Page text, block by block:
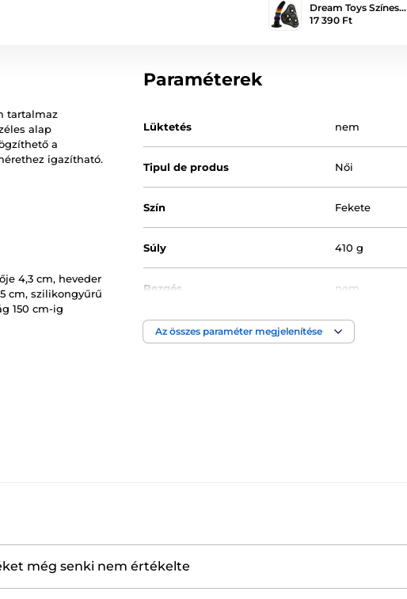
Dream Toys Színes…
17 390 Ft
tartalmaz
alap
a
igazítható.
4,3 cm, heveder
cm, szilikongyűrű
150 cm-ig
Paraméterek
Lüktetés nem
Tipul de produs Női
Szín Fekete
Súly 410 g
Rezgés nem
Erogén zóna Anális
Hossz
Az összes paraméter megjelenítése
még senki nem értékelte